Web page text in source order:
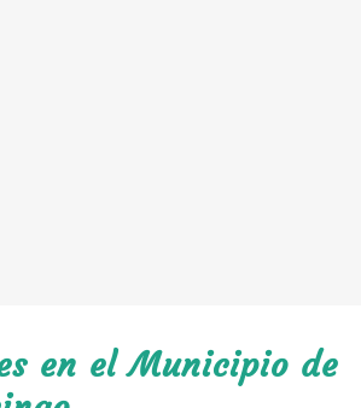
en el Municipio de